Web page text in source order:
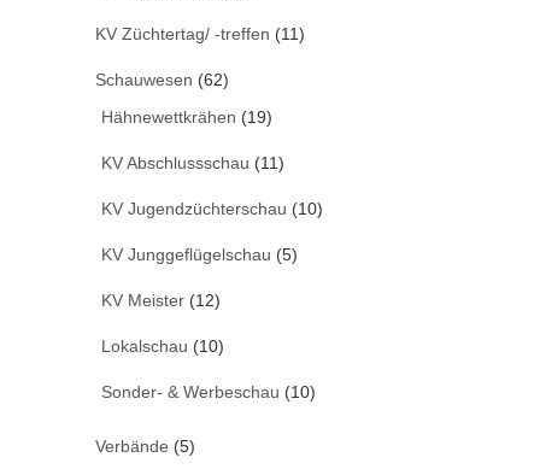
KV Züchtertag/ -treffen (11)
Schauwesen (62)
Hähnewettkrähen (19)
KV Abschlussschau (11)
KV Jugendzüchterschau (10)
KV Junggeflügelschau (5)
KV Meister (12)
Lokalschau (10)
Sonder- & Werbeschau (10)
Verbände (5)